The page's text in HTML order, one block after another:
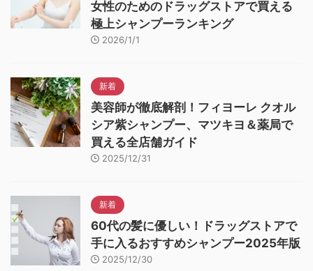
女性のためのドラッグストアで買える
極上シャンプーランキング
2026/1/1
新着
美容師が徹底解剖！フィヨーレ クオル
シア紫シャンプー、マツキヨ＆薬局で
買える全店舗ガイド
2025/12/31
新着
60代の髪に優しい！ドラッグストアで
手に入るおすすめシャンプー2025年版
2025/12/30